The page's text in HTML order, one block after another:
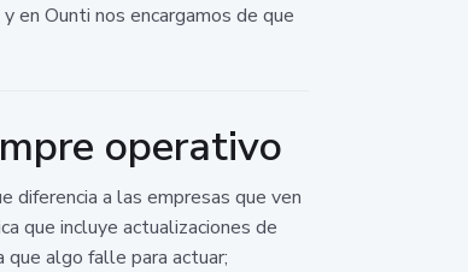
en Ounti nos encargamos de que
operativo
diferencia a las empresas que ven
que incluye actualizaciones de
algo falle para actuar;